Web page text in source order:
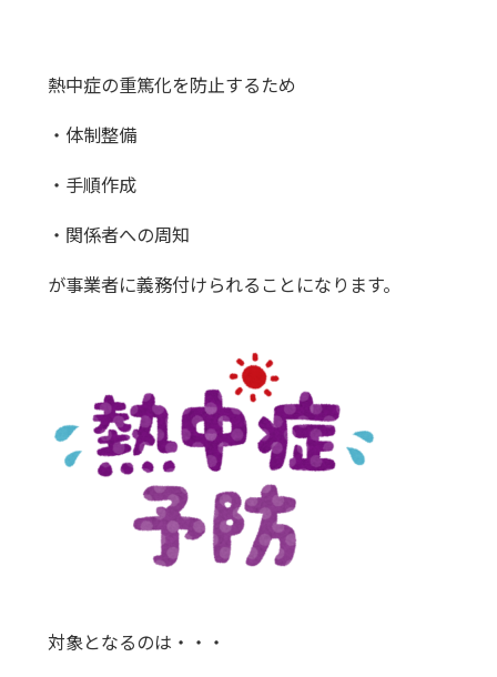
熱中症の重篤化を防止するため
・体制整備
・手順作成
・関係者への周知
が事業者に義務付けられることになります。
対象となるのは・・・